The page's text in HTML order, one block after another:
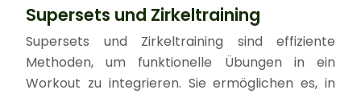
Supersets und Zirkeltraining
Supersets und Zirkeltraining sind effiziente
Methoden, um funktionelle Übungen in ein
Workout zu integrieren. Sie ermöglichen es, in